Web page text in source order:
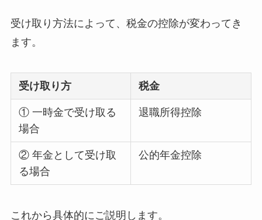
受け取り方法によって、税金の控除が変わってき
ます。
受け取り方 税金
① 一時金で受け取る
場合
退職所得控除
② 年金として受け取
る場合
公的年金控除
これから具体的にご説明します。